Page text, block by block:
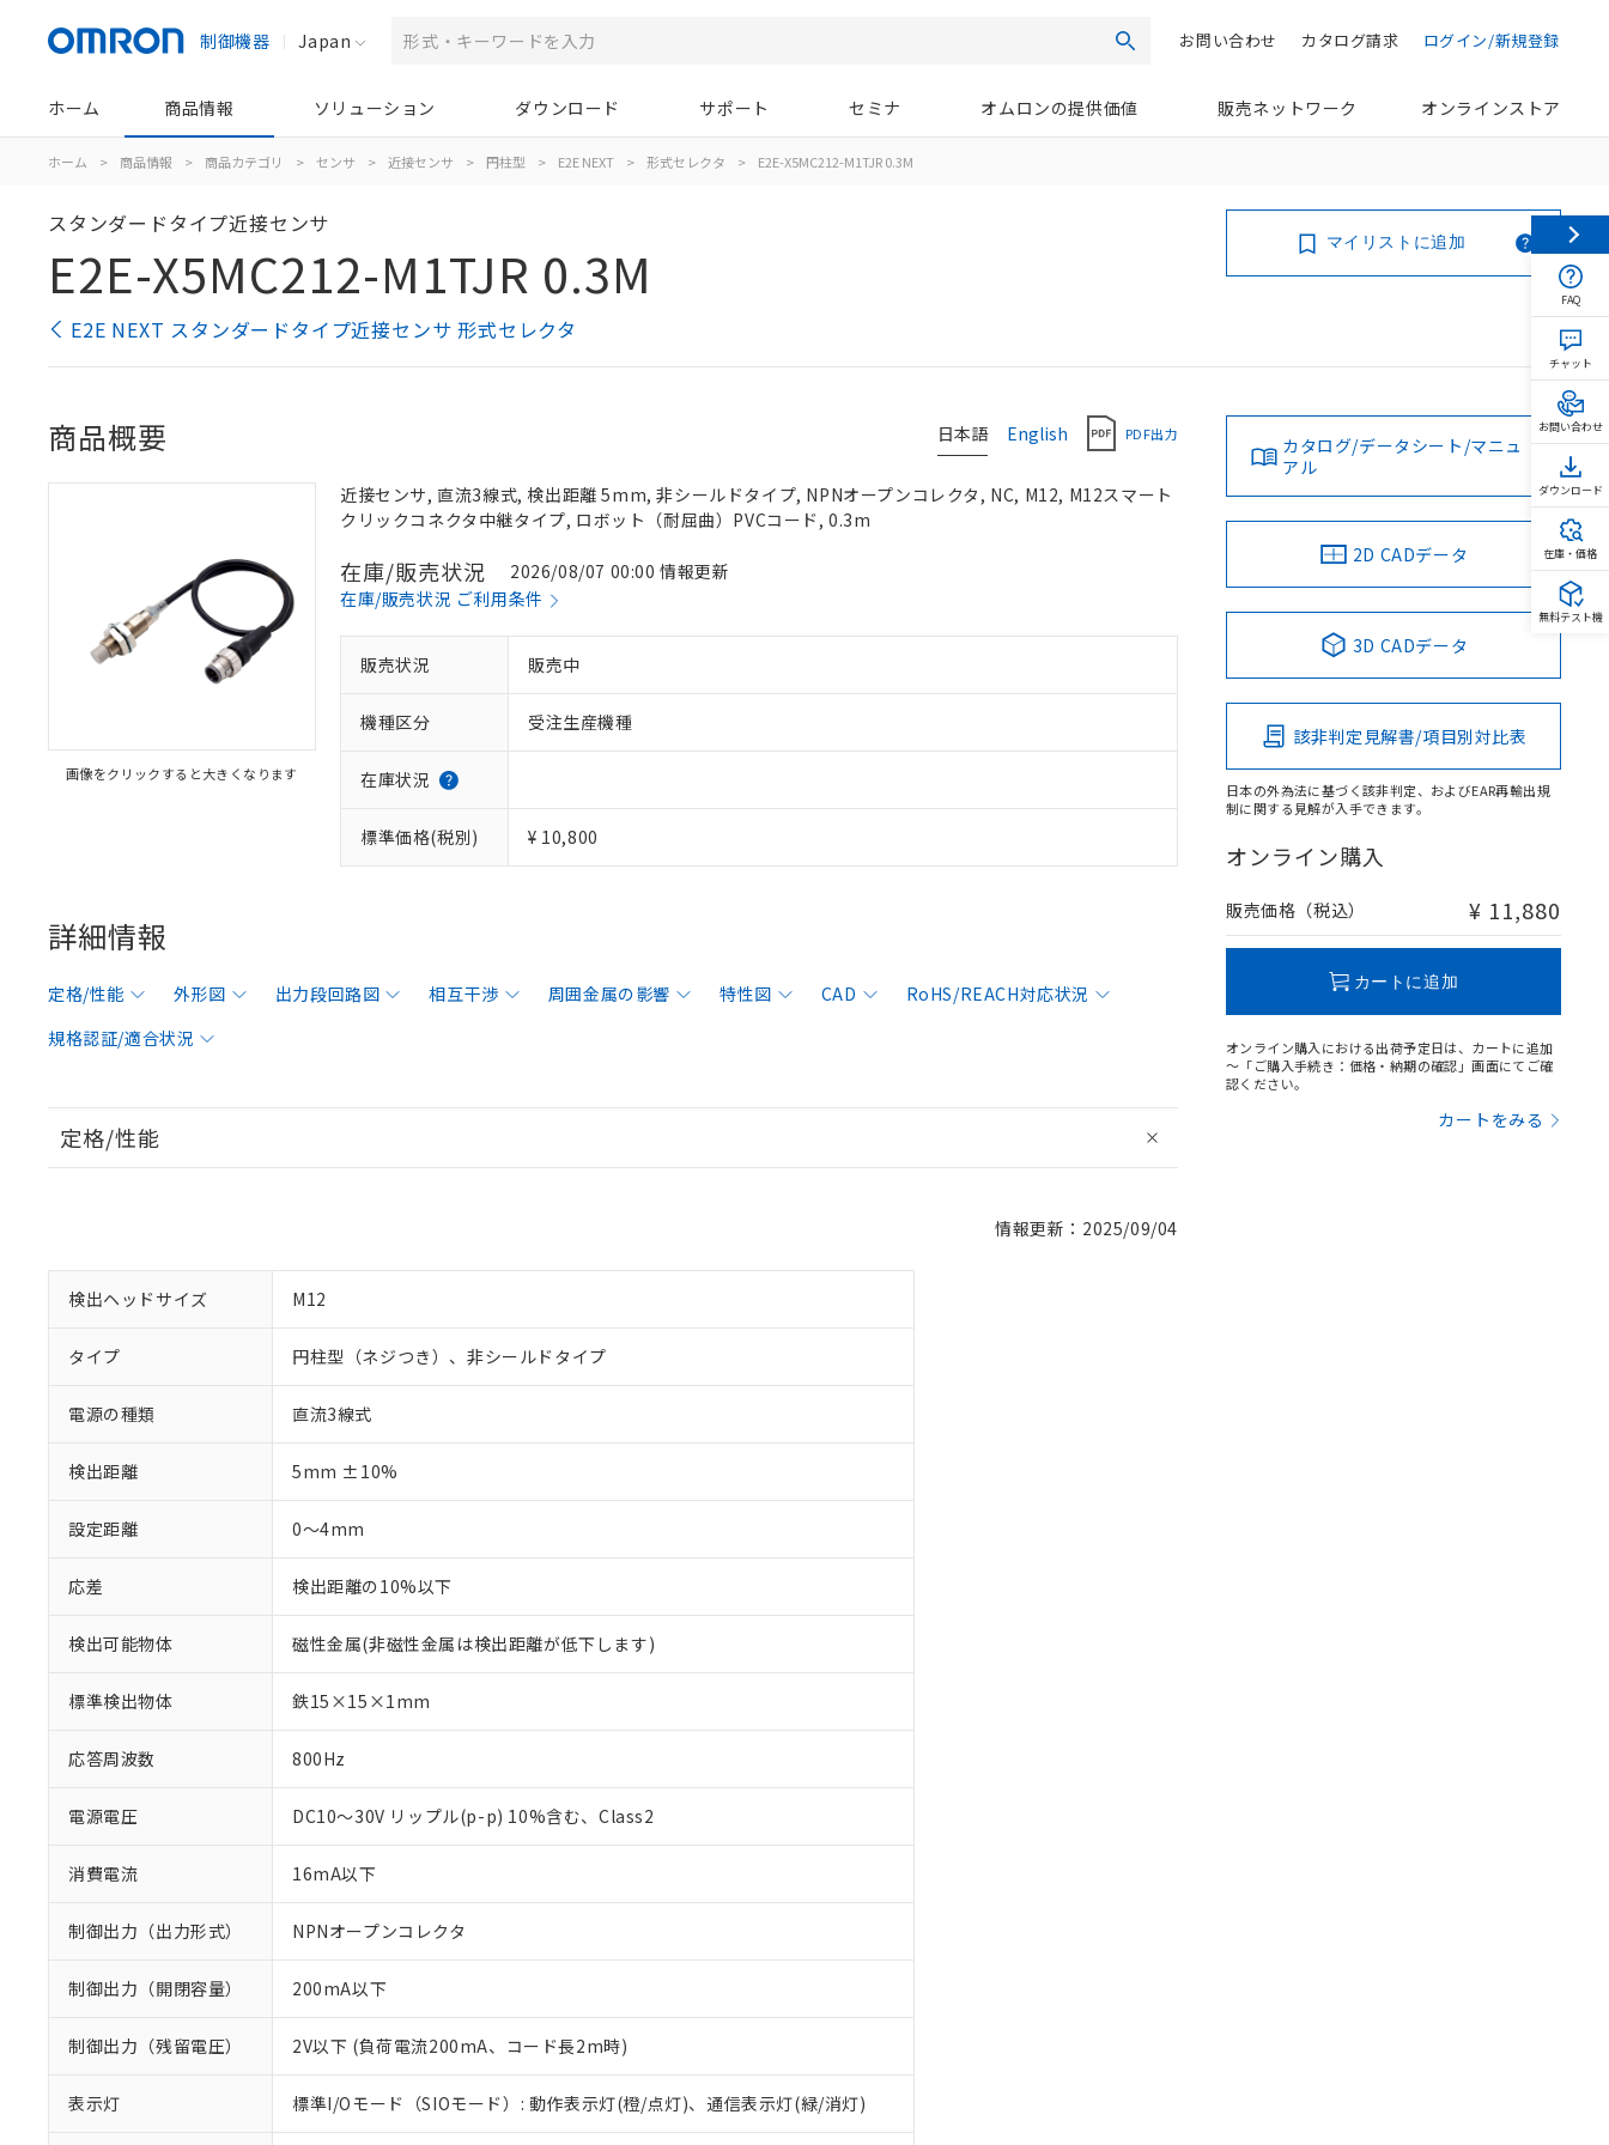
制御機器 Japan 検索 ログイン/新規登録
カタログ請求
お問い合わせ
ホーム 商品情報 ソリューション ダウンロード サポート セミナ オムロンの提供価値 販売ネットワーク オンラインストア
ホーム > 商品情報 > 商品カテゴリ > センサ > 近接センサ > 円柱型 > E2E NEXT > 形式セレクタ > E2E-X5MC212-M1TJR 0.3M
スタンダードタイプ近接センサ
E2E-X5MC212-M1TJR 0.3M
E2E NEXT スタンダードタイプ近接センサ 形式セレクタ
マイリストに追加
日本語 English PDF出力
商品概要
画像をクリックすると大きくなります
近接センサ, 直流3線式, 検出距離 5mm, 非シールドタイプ, NPNオープンコレクタ, NC, M12, M12スマート
クリックコネクタ中継タイプ, ロボット（耐屈曲）PVCコード, 0.3m
在庫/販売状況
2026/08/07 00:00 情報更新
在庫/販売状況 ご利用条件
販売状況 販売中
機種区分 受注生産機種
在庫状況
標準価格(税別) ¥ 10,800
詳細情報
定格/性能 外形図 出力段回路図 相互干渉 周囲金属の影響 特性図 CAD
RoHS/REACH対応状況
規格認証/適合状況
定格/性能
情報更新：2025/09/04
検出ヘッドサイズ M12
タイプ 円柱型（ネジつき）、非シールドタイプ
電源の種類 直流3線式
検出距離 5mm ±10%
設定距離 0～4mm
応差 検出距離の10%以下
検出可能物体 磁性金属(非磁性金属は検出距離が低下します)
標準検出物体 鉄15×15×1mm
応答周波数 800Hz
電源電圧 DC10～30V リップル(p-p) 10%含む、Class2
消費電流 16mA以下
制御出力（出力形式） NPNオープンコレクタ
制御出力（開閉容量） 200mA以下
制御出力（残留電圧） 2V以下 (負荷電流200mA、コード長2m時)
表示灯 標準I/Oモード（SIOモード）: 動作表示灯(橙/点灯)、通信表示灯(緑/消灯)
カタログ/データシート/マニュ
アル
2D CADデータ
3D CADデータ
該非判定見解書/項目別対比表
日本の外為法に基づく該非判定、およびEAR再輸出規
制に関する見解が入手できます。
オンライン購入
販売価格（税込） ¥ 11,880
カートに追加
オンライン購入における出荷予定日は、カートに追加
～「ご購入手続き：価格・納期の確認」画面にてご確
認ください。
カートをみる
※1 対応状況
対応済み：EU RoHS指令（10物質）の非含有に対応した製品が提供可能な商品です。
FAQ
チャット
お問い合わせ
ダウンロード
在庫・価格
無料テスト機